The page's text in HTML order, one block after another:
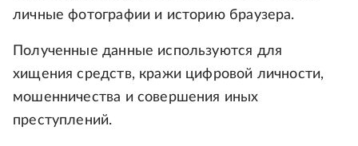
личные фотографии и историю браузера.
Полученные данные используются для
хищения средств, кражи цифровой личности,
мошенничества и совершения иных
преступлений.